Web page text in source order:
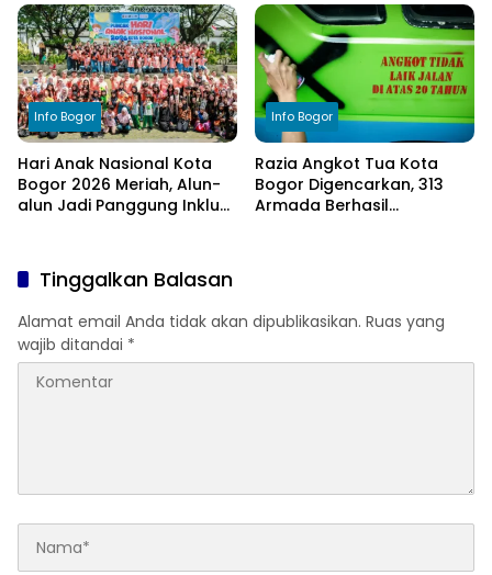
Terdampak Kekeringan
kepada Bupati Bogor
Info Bogor
Hari Anak Nasional Kota
Bogor 2026 Meriah, Alun-
alun Jadi Panggung Inklusi
Info Bogor
Razia Angkot Tua Kota
Bogor Digencarkan, 313
Armada Berhasil
Tinggalkan Balasan
Alamat email Anda tidak akan dipublikasikan. Ruas yang
wajib ditandai *